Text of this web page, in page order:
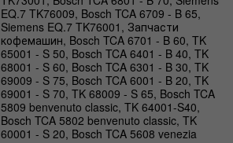
EQ.7 TK76009, Bosch TCA 6709 - B 65,
Siemens EQ.7 TK76001, Запчасти
кофемашин, Bosch TCA 6701 - B 60, TK
65001 - S 50, Bosch TCA 6401 - B 40, TK
68001 - S 60, Bosch TCA 6301 - B 30, TK
69009 - S 75, Bosch TCA 6001 - B 20, TK
69001 - S 70, TK 68009 - S 65, Bosch TCA
5809 benvenuto classic, TK 64001-S40,
Bosch TCA 5802 benvenuto classic, TK
60001 - S 20, Bosch TCA 5608 venezia